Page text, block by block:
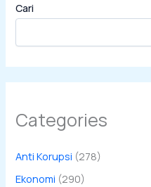
Cari
Categories
Anti Korupsi (278)
Ekonomi (290)